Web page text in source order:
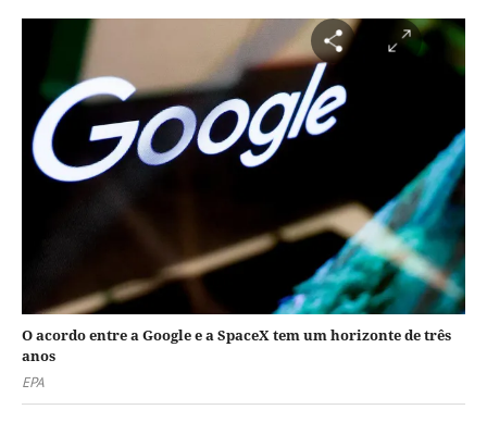
O acordo entre a Google e a SpaceX tem um horizonte de três
anos
EPA